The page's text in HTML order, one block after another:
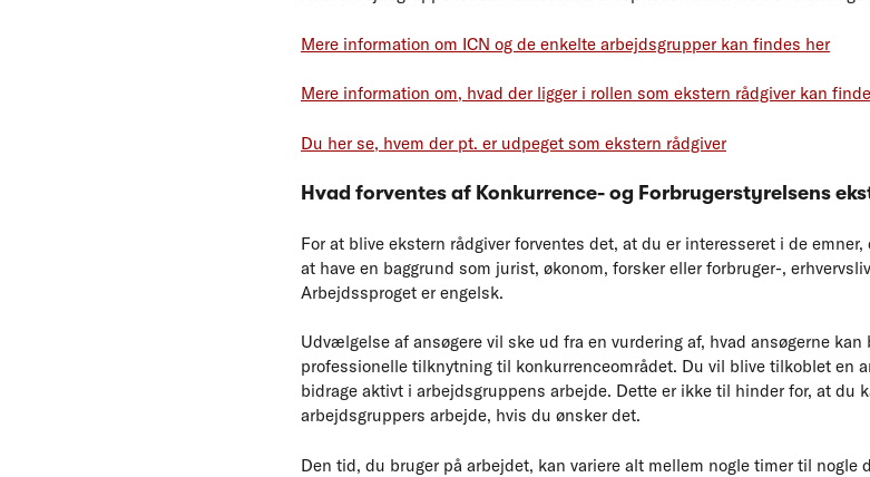
Mere information om ICN og de enkelte arbejdsgrupper kan findes her
Mere information om, hvad der ligger i rollen som ekstern rådgiver kan
Du her se, hvem der pt. er udpeget som ekstern rådgiver
Hvad forventes af Konkurrence- og Forbrugerstyrelsens
For at blive ekstern rådgiver forventes det, at du er interesseret i de
at have en baggrund som jurist, økonom, forsker eller forbruger-,
Arbejdssproget er engelsk.
Udvælgelse af ansøgere vil ske ud fra en vurdering af, hvad ansøgerne
professionelle tilknytning til konkurrenceområdet. Du vil blive tilkoblet en
bidrage aktivt i arbejdsgruppens arbejde. Dette er ikke til hinder for, at du
arbejdsgruppers arbejde, hvis du ønsker det.
Den tid, du bruger på arbejdet, kan variere alt mellem nogle timer til nogle